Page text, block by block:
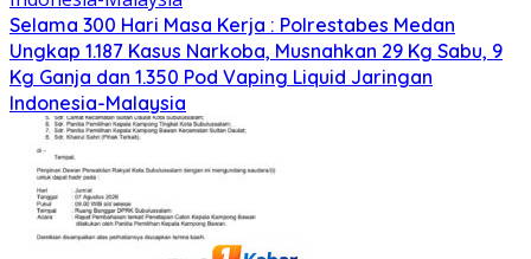
Selama 300 Hari Masa Kerja : Polrestabes Medan
Ungkap 1.187 Kasus Narkoba, Musnahkan 29 Kg Sabu, 9
Kg Ganja dan 1.350 Pod Vaping Liquid Jaringan
Indonesia-Malaysia